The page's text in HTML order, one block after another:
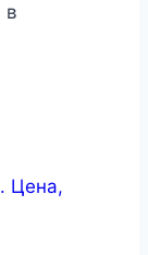
в
Цена,